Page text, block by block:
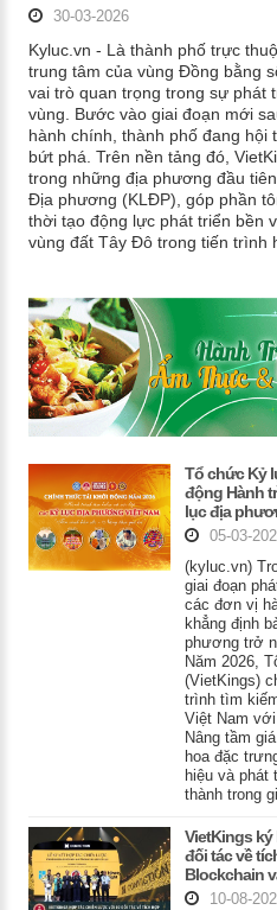
30-03-2026
Kyluc.vn - Là thành phố trực
trung tâm của vùng Đồng bằng
vai trò quan trọng trong sự phát
vùng. Bước vào giai đoạn mới
hành chính, thành phố đang hội
bứt phá. Trên nền tảng đó,
trong những địa phương đầu
Địa phương (KLĐP), góp phần
thời tạo động lực phát triển bền
vùng đất Tây Đô trong tiến trình
Tổ chức Kỷ
động Hành
lục địa
05-03-
(kyluc.vn)
giai đoạn
các đơn vị
khẳng định
phương trở
Năm 2026,
(VietKings)
trình tìm
Việt Nam
Nâng tầm
hoa đặc
hiệu và phát
thành trong
VietKings
đối tác về
Blockchain
10-08-